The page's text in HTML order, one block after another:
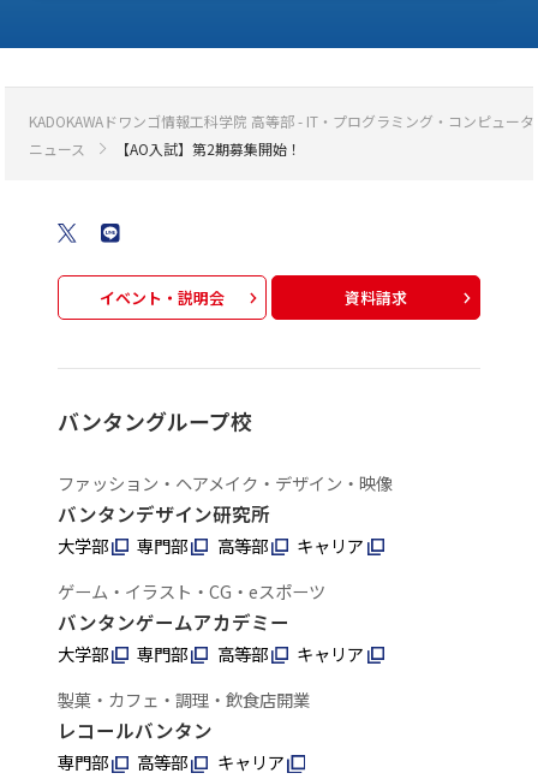
KADOKAWAドワンゴ情報工科学院 高等部 - IT・プログラミング・コンピュー
ニュース
【AO入試】第2期募集開始！
イベント・説明会 資料請求
バンタングループ校
ファッション・ヘアメイク・デザイン・映像
バンタンデザイン研究所
大学部 専門部 高等部
キャリア
ゲーム・イラスト・CG・eスポーツ
バンタンゲームアカデミー
大学部 専門部 高等部
キャリア
製菓・カフェ・調理・飲食店開業
レコールバンタン
専門部 高等部
キャリア